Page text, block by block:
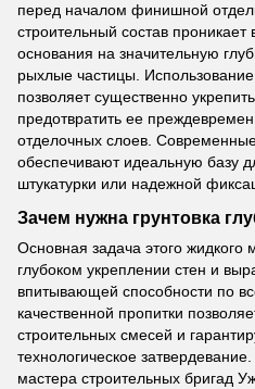
перед началом финишной
строительный состав
основания на значительную
рыхлые частицы. Использование
позволяет существенно
предотвратить ее
отделочных слоев.
обеспечивают идеальную базу
штукатурки или надежной
Зачем нужна грунтовка
Основная задача этого жидкого
глубоком укреплении стен и
впитывающей способности по
качественной пропитки
строительных смесей и
технологическое
мастера строительных бригад